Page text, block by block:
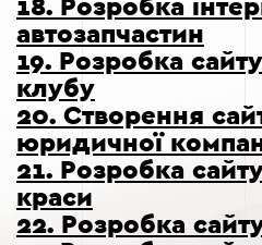
18. Розробка
автозапчастин
19. Розробка
клубу
20. Створення
юридичної
21. Розробка
краси
22. Розробка